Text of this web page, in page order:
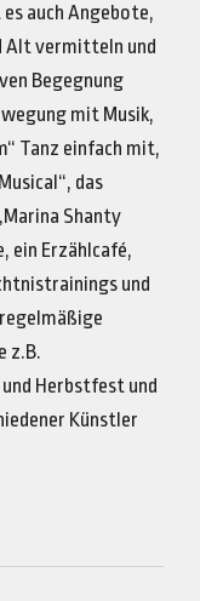
auch Angebote,
Alt vermitteln und
Begegnung
mit Musik,
Tanz einfach mit,
das
Shanty
ein Erzählcafé,
und
z.B.
Herbstfest und
Künstler